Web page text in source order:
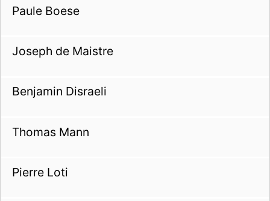
Paule Boese
Joseph de Maistre
Benjamin Disraeli
Thomas Mann
Pierre Loti